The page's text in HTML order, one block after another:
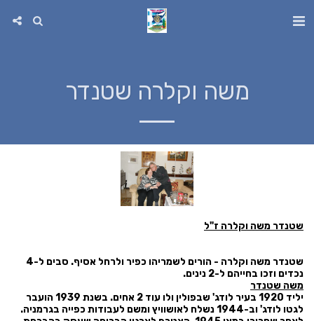
משה וקלרה שטנדר
שטנדר משה וקלרה ז"ל
שטנדר משה וקלרה - הורים לשמריהו כפיר ולרחל אסיף. סבים ל-4
נכדים וזכו בחייהם ל-2 נינים.
משה שטנדר
יליד 1920 בעיר לודג' שבפולין ולו עוד 2 אחים. בשנת 1939 הועבר
לגטו לודג' וב-1944 נשלח לאושוויץ ומשם לעבודות כפייה בגרמניה.